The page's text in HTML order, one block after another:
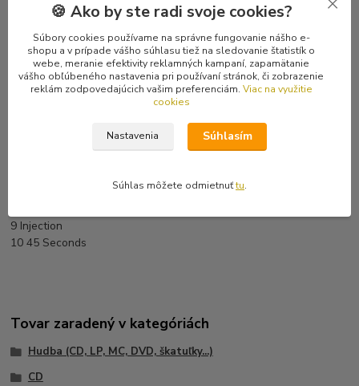
Zbesilý death / grind masaker ala Dying Fetus či Suffocation.
Zacelofánovaný, posledný kus.
Tracklist
1 No Life For You
9 Injection
10 45 Seconds
Tovar zaradený v kategóriách
Hudba (CD, LP, MC, DVD, škatuľky...)
CD
🍪 Ako by ste radi svoje cookies?
Súbory cookies používame na správne fungovanie nášho e-
shopu a v prípade vášho súhlasu tiež na sledovanie štatistík o
webe, meranie efektivity reklamných kampaní, zapamätanie
vášho obľúbeného nastavenia pri používaní stránok, či zobrazenie
reklám zodpovedajúcich vašim preferenciám. Viac na využitie
cookies
Nastavenia Súhlasím
Súhlas môžete odmietnuťtu.